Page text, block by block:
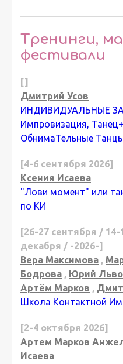
Тренинги,
фестивали
[]
Дмитрий Усов
ИНДИВИДУАЛЬНЫЕ
Импровизация,
ОбнимаТельные
[4-6 сентября 2026]
Ксения Исаева
"Лови момент" или
по КИ
[26-27 сентября /
декабря / -2026-]
Вера Максимова ,
Бодрова , Юрий
Артём Марков ,
Школа Контактной
[2-4 октября 2026]
Артем Марков
Исаева